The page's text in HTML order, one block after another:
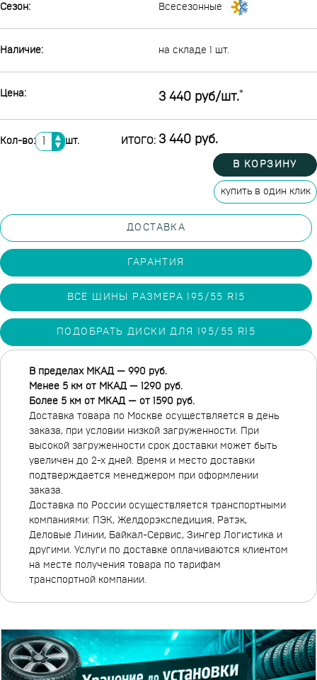
Сезон: Всесезонные
Наличие: на складе 1 шт.
Цена: 3 440 руб/шт.*
Кол-во: ▲
▼ шт. ИТОГО: 3 440 руб.
В КОРЗИНУ
купить в один клик
ДОСТАВКА
ГАРАНТИЯ
ВСЕ ШИНЫ РАЗМЕРА 195/55 R15
ПОДОБРАТЬ ДИСКИ ДЛЯ 195/55 R15
В пределах МКАД — 990 руб.
Менее 5 км от МКАД — 1290 руб.
Более 5 км от МКАД — от 1590 руб.
Доставка товара по Москве осуществляется в день
заказа, при условии низкой загруженности. При
высокой загруженности срок доставки может быть
увеличен до 2-х дней. Время и место доставки
подтверждается менеджером при оформлении
заказа.
Доставка по России осуществляется транспортными
компаниями: ПЭК, Желдорэкспедиция, Ратэк,
Деловые Линии, Байкал-Сервис, Зингер Логистика и
другими. Услуги по доставке оплачиваются клиентом
на месте получения товара по тарифам
транспортной компании.